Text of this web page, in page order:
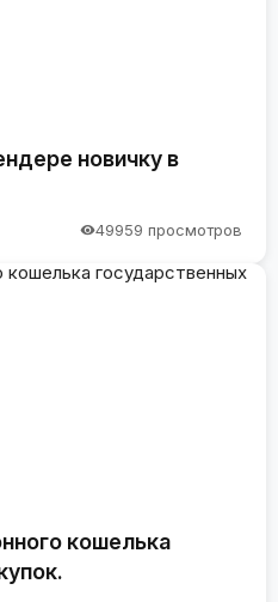
новичку в
49959 просмотров
кошелька